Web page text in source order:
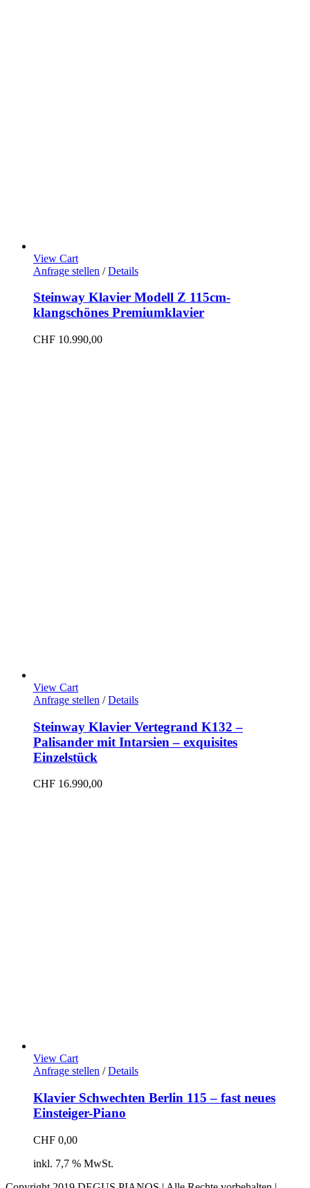
View Cart
Anfrage stellen / Details
Steinway Klavier Modell Z 115cm-
klangschönes Premiumklavier
CHF 10.990,00
View Cart
Anfrage stellen / Details
Steinway Klavier Vertegrand K132 –
Palisander mit Intarsien – exquisites
Einzelstück
CHF 16.990,00
View Cart
Anfrage stellen / Details
Klavier Schwechten Berlin 115 – fast neues
Einsteiger-Piano
CHF 0,00
inkl. 7,7 % MwSt.